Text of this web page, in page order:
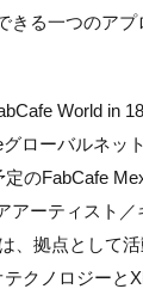
きる一つのアプ
World in
ローバルネッ
のFabCafe
アーティスト／
、拠点として
クノロジーと